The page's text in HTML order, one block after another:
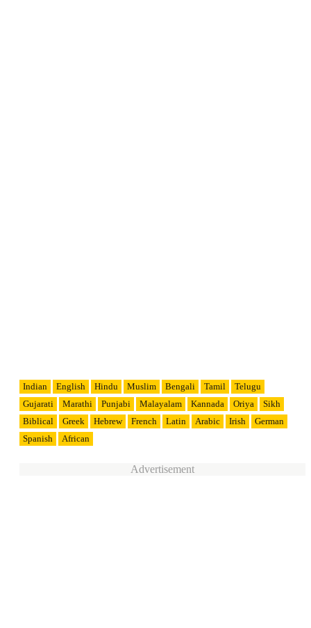
Indian English Hindu Muslim Bengali Tamil
Telugu
Gujarati
Marathi Punjabi Malayalam Kannada Oriya
Sikh
Biblical
Greek Hebrew French Latin Arabic Irish
German
Spanish
African
Advertisement